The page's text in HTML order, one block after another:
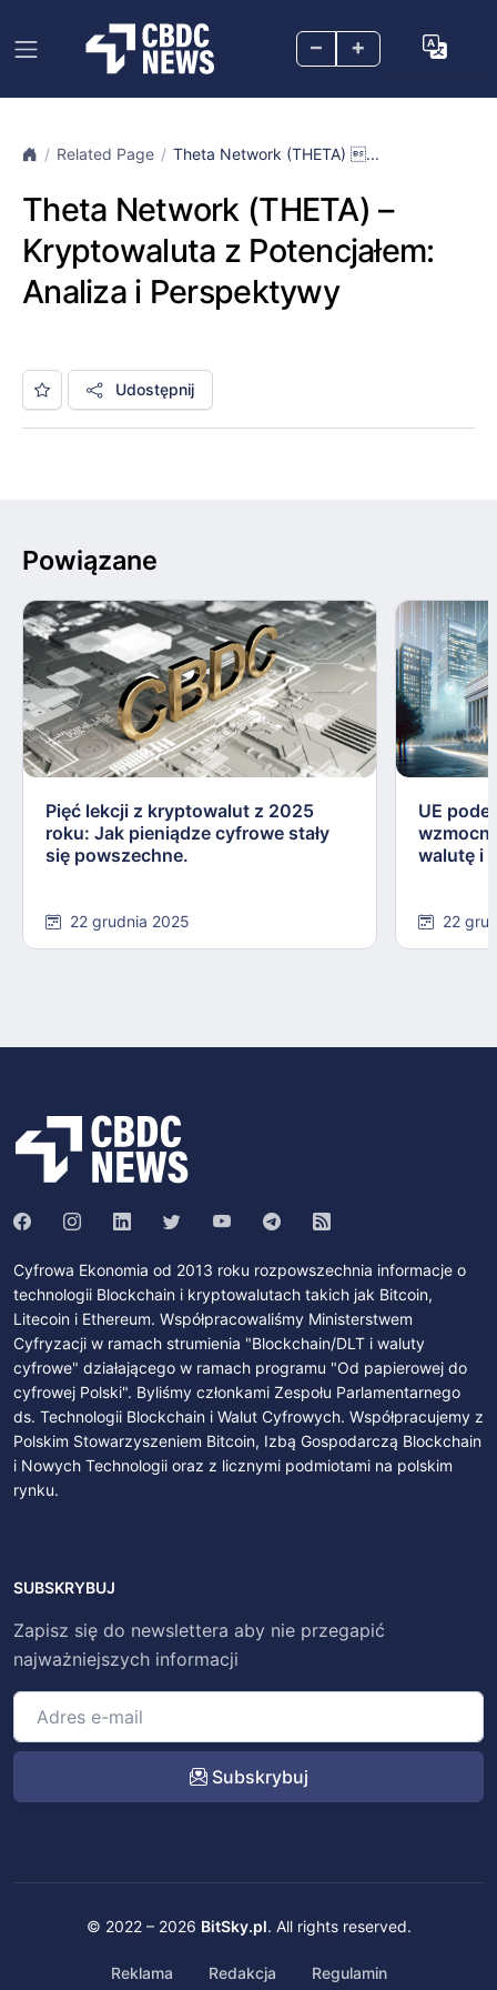
– +
Related Page Theta Network (THETA) ...
Theta Network (THETA) –
Kryptowaluta z Potencjałem:
Analiza i Perspektywy
Udostępnij
Powiązane
Pięć lekcji z kryptowalut z 2025
roku: Jak pieniądze cyfrowe stały
się powszechne.
22 grudnia 2025
UE
walutę i
22
Cyfrowa Ekonomia od 2013 roku rozpowszechnia informacje o
technologii Blockchain i kryptowalutach takich jak Bitcoin,
Litecoin i Ethereum. Współpracowaliśmy Ministerstwem
Cyfryzacji w ramach strumienia "Blockchain/DLT i waluty
cyfrowe" działającego w ramach programu "Od papierowej do
cyfrowej Polski". Byliśmy członkami Zespołu Parlamentarnego
ds. Technologii Blockchain i Walut Cyfrowych. Współpracujemy z
Polskim Stowarzyszeniem Bitcoin, Izbą Gospodarczą Blockchain
i Nowych Technologii oraz z licznymi podmiotami na polskim
rynku.
SUBSKRYBUJ
Zapisz się do newslettera aby nie przegapić
najważniejszych informacji
Subskrybuj
© 2022 – 2026 BitSky.pl. All rights reserved.
Reklama Redakcja Regulamin